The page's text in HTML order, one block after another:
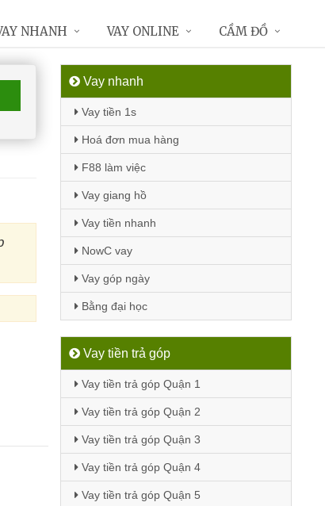
Vay nhanh
Vay tiền 1s
Hoá đơn mua hàng
F88 làm việc
Vay giang hồ
Vay tiền nhanh
NowC vay
Vay góp ngày
Bằng đại học
Vay tiền trả góp
Vay tiền trả góp Quận 1
Vay tiền trả góp Quận 2
Vay tiền trả góp Quận 3
Vay tiền trả góp Quận 4
Vay tiền trả góp Quận 5
NHANH VAY ONLINE CẦM ĐỒ